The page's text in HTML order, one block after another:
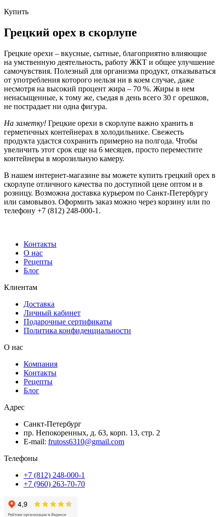
Купить
Грецкий орех в скорлупе
Грецкие орехи – вкусные, сытные, благоприятно влияющие
на умственную деятельность, работу ЖКТ и общее улучшение
самочувствия. Полезный для организма продукт, отказываться
от употребления которого нельзя ни в коем случае, даже
несмотря на высокий процент жира – 70 %. Жиры в нем
ненасыщенные, к тому же, съедая в день всего 30 г орешков,
не пострадает ни одна фигура.
На заметку! Грецкие орехи в скорлупе важно хранить в
герметичных контейнерах в холодильнике. Свежесть
продукта удастся сохранить примерно на полгода. Чтобы
увеличить этот срок еще на 6 месяцев, просто переместите
контейнеры в морозильную камеру.
В нашем интернет-магазине вы можете купить грецкий орех в
скорлупе отличного качества по доступной цене оптом и в
розницу. Возможна доставка курьером по Санкт-Петербургу
или самовывоз. Оформить заказ можно через корзину или по
телефону +7 (812) 248-000-1.
Контакты
О нас
Рецепты
Блог
Клиентам
Доставка
Личный кабинет
Подарочные сертификаты
Политика конфиденциальности
О нас
Компания
Контакты
Рецепты
Блог
Адрес
Санкт-Петербург
пр. Непокоренных, д. 63, корп. 13, стр. 2
E-mail: frutoss6310@gmail.com
Телефоны
+7 (812) 248-000-1
+7 (960) 263-70-70